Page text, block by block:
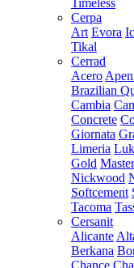
Timeless
Cerpa
Art Evora
Tikal
Cerrad
Acero
Brazilian
Cambia
Concrete
Giornata
Limeria
Gold
Nickwood
Softcement
Tacoma
Cersanit
Alicante
Berkana